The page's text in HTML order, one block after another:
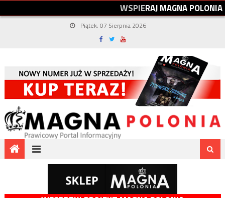
WSPIERAJMAGNAPOLONIA
Piątek, 07 Sierpnia 2026